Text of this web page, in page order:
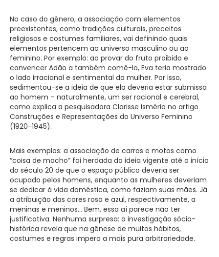
No caso do gênero, a associação com elementos
preexistentes, como tradições culturais, preceitos
religiosos e costumes familiares, vai definindo quais
elementos pertencem ao universo masculino ou ao
feminino. Por exemplo: ao provar do fruto proibido e
convencer Adão a também comê-lo, Eva teria mostrado
o lado irracional e sentimental da mulher. Por isso,
sedimentou-se a ideia de que ela deveria estar submissa
ao homem – naturalmente, um ser racional e cerebral,
como explica a pesquisadora Clarisse Ismério no artigo
Construções e Representações do Universo Feminino
(1920-1945).
Mais exemplos: a associação de carros e motos como
“coisa de macho” foi herdada da ideia vigente até o início
do século 20 de que o espaço público deveria ser
ocupado pelos homens, enquanto as mulheres deveriam
se dedicar à vida doméstica, como faziam suas mães. Já
a atribuição das cores rosa e azul, respectivamente, a
meninas e meninos… Bem, essa aí parece não ter
justificativa. Nenhuma surpresa: a investigação sócio-
histórica revela que na gênese de muitos hábitos,
costumes e regras impera a mais pura arbitrariedade.